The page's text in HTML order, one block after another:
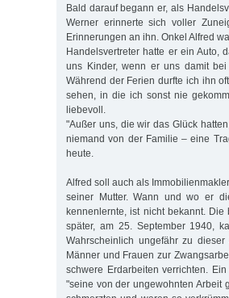
Bald darauf begann er, als
Werner erinnerte sich voller
Erinnerungen an ihn. Onkel Alfred
Handelsvertreter hatte er ein Auto,
uns Kinder, wenn er uns damit
Während der Ferien durfte ich ihn
sehen, in die ich sonst nie
liebevoll.
"Außer uns, die wir das Glück
niemand von der Familie – eine
heute.
Alfred soll auch als
seiner Mutter. Wann und wo er
kennenlernte, ist nicht bekannt.
später, am 25. September 1940,
Wahrscheinlich ungefähr zu
Männer und Frauen zur
schwere Erdarbeiten verrichten.
"seine von der ungewohnten Arbeit